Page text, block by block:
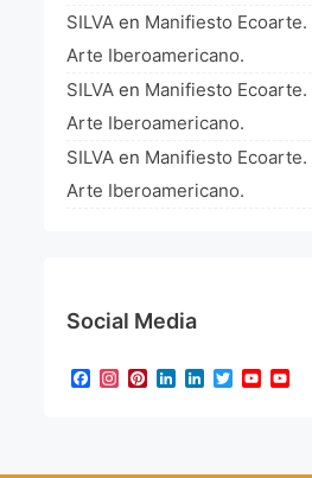
SILVA en Manifiesto
Arte Iberoamericano.
SILVA en Manifiesto
Arte Iberoamericano.
SILVA en Manifiesto
Arte Iberoamericano.
Social Media
Facebook
Instagram
Pinterest
LinkedIn
LinkedIn
Twitter